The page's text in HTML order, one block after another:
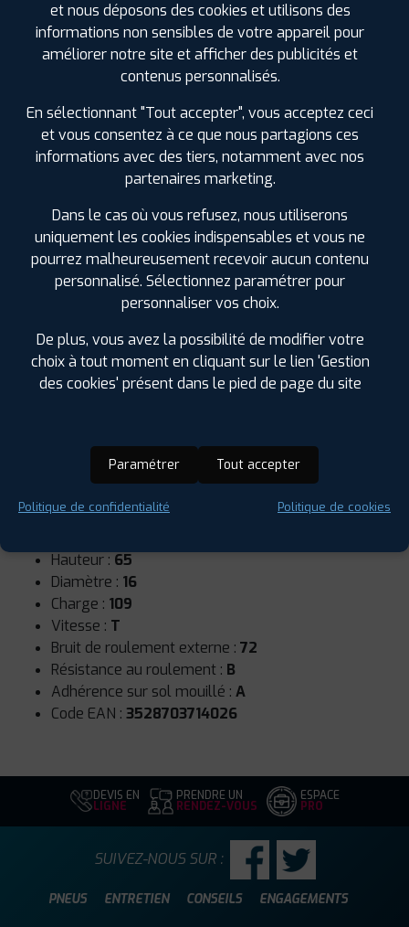
SPÉCIFICATIONS AVIS CLIENTS ÉTIQUETAGE
Étiquetage
Runflat :Non
Hauteur : 65
Diamètre : 16
Charge : 109
Vitesse : T
Bruit de roulement externe : 72
Résistance au roulement : B
Adhérence sur sol mouillé : A
Code EAN : 3528703714026
DEVIS EN
LIGNE
PRENDRE UN
RENDEZ-VOUS
ESPACE
PRO
PNEUS ENTRETIEN CONSEILS ENGAGEMENTS
SUIVEZ-NOUS SUR :
et nous déposons des cookies et utilisons des
informations non sensibles de votre appareil pour
améliorer notre site et afficher des publicités et
contenus personnalisés.
En sélectionnant "Tout accepter", vous acceptez ceci
et vous consentez à ce que nous partagions ces
informations avec des tiers, notamment avec nos
partenaires marketing.
Dans le cas où vous refusez, nous utiliserons
uniquement les cookies indispensables et vous ne
pourrez malheureusement recevoir aucun contenu
personnalisé. Sélectionnez paramétrer pour
personnaliser vos choix.
De plus, vous avez la possibilité de modifier votre
choix à tout moment en cliquant sur le lien 'Gestion
des cookies' présent dans le pied de page du site
Paramétrer Tout accepter
Politique de confidentialité Politique de cookies